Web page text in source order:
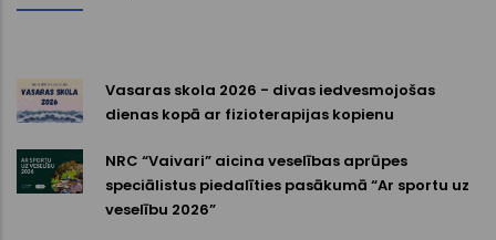
Vasaras skola 2026 - divas iedvesmojošas
dienas kopā ar fizioterapijas kopienu
NRC “Vaivari” aicina veselības aprūpes
speciālistus piedalīties pasākumā “Ar sportu uz
veselību 2026”